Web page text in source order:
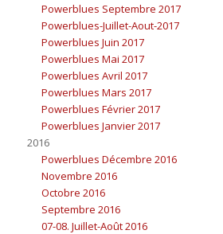
Powerblues Septembre 2017
Powerblues-Juillet-Aout-2017
Powerblues Juin 2017
Powerblues Mai 2017
Powerblues Avril 2017
Powerblues Mars 2017
Powerblues Février 2017
Powerblues Janvier 2017
2016
Powerblues Décembre 2016
Novembre 2016
Octobre 2016
Septembre 2016
07-08. Juillet-Août 2016